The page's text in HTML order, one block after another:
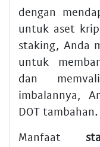
dengan
untuk aset
staking, Anda
untuk
dan
imbalannya,
DOT tambahan.
Manfaat